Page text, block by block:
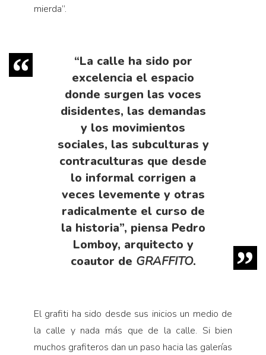
mierda”.
“La calle ha sido por
excelencia el espacio
donde surgen las voces
disidentes, las demandas
y los movimientos
sociales, las subculturas y
contraculturas que desde
lo informal corrigen a
veces levemente y otras
radicalmente el curso de
la historia”, piensa Pedro
Lomboy, arquitecto y
coautor de GRAFFITO.
El grafiti ha sido desde sus inicios un medio de
la calle y nada más que de la calle. Si bien
muchos grafiteros dan un paso hacia las galerías